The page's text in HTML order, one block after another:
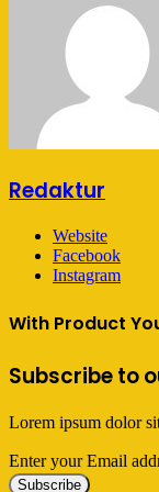
Redaktur
Website
Facebook
Instagram
With Product
Subscribe to
Lorem ipsum dolor
Enter your Email